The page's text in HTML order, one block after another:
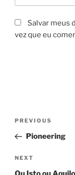
Salvar meus
vez que eu
Navegação
Post
Previous
Post
PREVIOUS
Pioneering
Next
Post
NEXT